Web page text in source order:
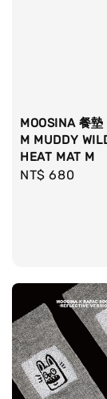
MOOSINA 餐
M MUDDY
HEAT MAT M
Regular
NT$ 680